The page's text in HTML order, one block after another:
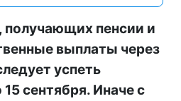
получающих пенсии и
выплаты через
успеть
сентября. Иначе с